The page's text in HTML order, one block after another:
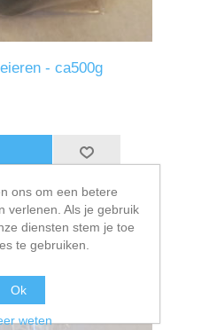
- ca500g
ons om een betere
verlenen. Als je gebruik
diensten stem je toe
te gebruiken.
Ok
weten